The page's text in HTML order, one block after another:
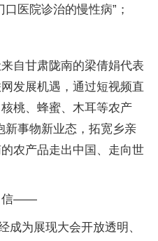
医院诊治的慢性病”；
自甘肃陇南的梁倩娟代表
发展机遇，通过短视频直
桃、蜂蜜、木耳等农产
新事物新业态，拓宽乡亲
农产品走出中国、走向世
信——
成为展现大会开放透明、